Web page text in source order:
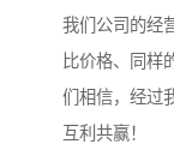
我们公司的经
比价格、同样
们相信，经过
互利共赢！